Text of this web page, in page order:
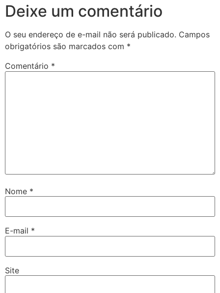
Deixe um comentário
O seu endereço de e-mail não será publicado. Campos
obrigatórios são marcados com *
Comentário *
Nome *
E-mail *
Site